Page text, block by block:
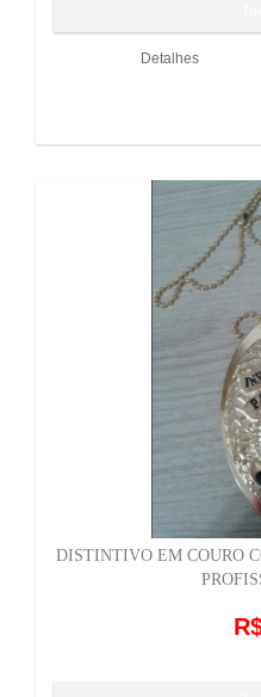
Detalhes
DISTINTIVO EM COURO